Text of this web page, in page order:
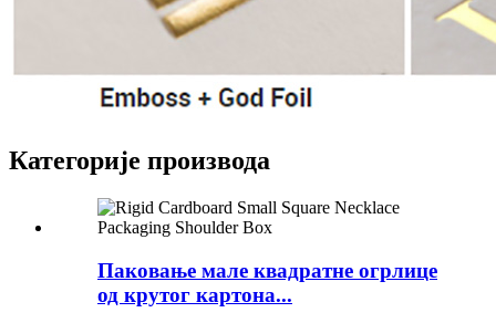
Категорије производа
Паковање мале квадратне огрлице
од крутог картона...